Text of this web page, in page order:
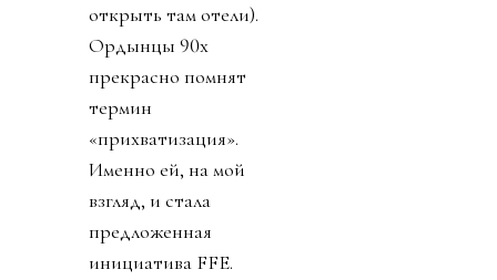
открыть там отели).
Ордынцы 90х
прекрасно помнят
термин
«прихватизация».
Именно ей, на мой
взгляд, и стала
предложенная
инициатива FFE.